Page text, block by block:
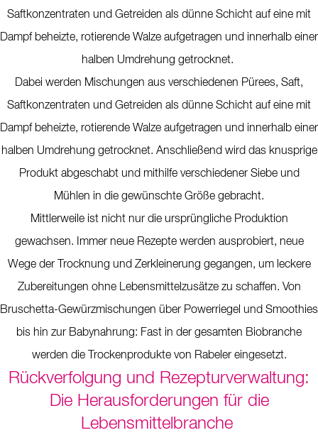
Saftkonzentraten und Getreiden als dünne Schicht auf eine mit
Dampf beheizte, rotierende Walze aufgetragen und innerhalb einer
halben Umdrehung getrocknet.
Dabei werden Mischungen aus verschiedenen Pürees, Saft,
Saftkonzentraten und Getreiden als dünne Schicht auf eine mit
Dampf beheizte, rotierende Walze aufgetragen und innerhalb einer
halben Umdrehung getrocknet. Anschließend wird das knusprige
Produkt abgeschabt und mithilfe verschiedener Siebe und
Mühlen in die gewünschte Größe gebracht.
Mittlerweile ist nicht nur die ursprüngliche Produktion
gewachsen. Immer neue Rezepte werden ausprobiert, neue
Wege der Trocknung und Zerkleinerung gegangen, um leckere
Zubereitungen ohne Lebensmittelzusätze zu schaffen. Von
Bruschetta-Gewürzmischungen über Powerriegel und Smoothies
bis hin zur Babynahrung: Fast in der gesamten Biobranche
werden die Trockenprodukte von Rabeler eingesetzt.
Rückverfolgung und Rezepturverwaltung:
Die Herausforderungen für die
Lebensmittelbranche